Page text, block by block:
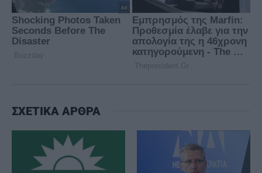
ΣΧΕΤΙΚΑ ΑΡΘΡΑ